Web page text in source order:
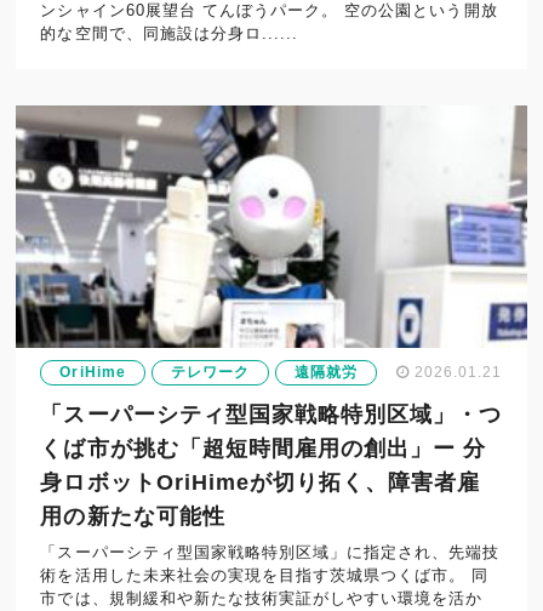
ンシャイン60展望台 てんぼうパーク。 空の公園という開放
的な空間で、同施設は分身ロ......
OriHime テレワーク 遠隔就労 2026.01.21
「スーパーシティ型国家戦略特別区域」・つ
くば市が挑む「超短時間雇用の創出」ー 分
身ロボットOriHimeが切り拓く、障害者雇
用の新たな可能性
「スーパーシティ型国家戦略特別区域」に指定され、先端技
術を活用した未来社会の実現を目指す茨城県つくば市。 同
市では、規制緩和や新たな技術実証がしやすい環境を活か